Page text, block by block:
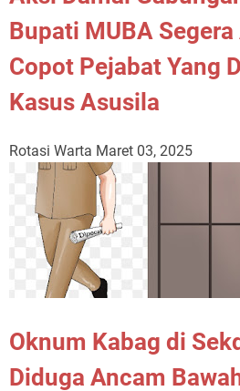
Kasus Asusila
Rotasi Warta Maret 03, 2025
Oknum Kabag di
Diduga Ancam
Rotasi Warta Januari 17, 2024
facebook